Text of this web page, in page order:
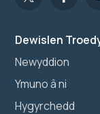
Dewislen
Newyddion
Ymuno â ni
Hygyrchedd